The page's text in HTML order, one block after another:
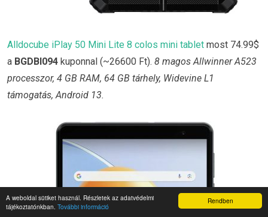
Rendben
A weboldal sütiket használ. Részletek az adatvédelmi
tájékoztatónkban. További információ
Alldocube iPlay 50 Mini Lite 8 colos mini tablet most 74.99$
a BGDBI094 kuponnal (~26600 Ft). 8 magos Allwinner A523
processzor, 4 GB RAM, 64 GB tárhely, Widevine L1
támogatás, Android 13.